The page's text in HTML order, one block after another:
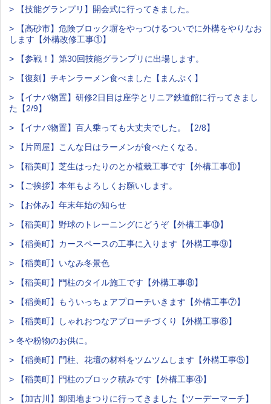
> 【技能グランプリ】開会式に行ってきました。
> 【高砂市】危険ブロック塀をやっつけるついでに外構をやりなお
します【外構改修工事①】
> 【参戦！】第30回技能グランプリに出場します。
> 【復刻】チキンラーメン食べました【まんぷく】
> 【イナバ物置】研修2日目は座学とリニア鉄道館に行ってきまし
た【2/9】
> 【イナバ物置】百人乗っても大丈夫でした。【2/8】
> 【片岡屋】こんな日はラーメンが食べたくなる。
> 【稲美町】芝生はったりのとか植栽工事です【外構工事⑪】
> 【ご挨拶】本年もよろしくお願いします。
> 【お休み】年末年始の知らせ
> 【稲美町】野球のトレーニングにどうぞ【外構工事⑩】
> 【稲美町】カースペースの工事に入ります【外構工事⑨】
> 【稲美町】いなみ冬景色
> 【稲美町】門柱のタイル施工です【外構工事⑧】
> 【稲美町】もういっちょアプローチいきます【外構工事⑦】
> 【稲美町】しゃれおつなアプローチづくり【外構工事⑥】
> 冬や粉物のお供に。
> 【稲美町】門柱、花壇の材料をツムツムします【外構工事⑤】
> 【稲美町】門柱のブロック積みです【外構工事④】
> 【加古川】卸団地まつりに行ってきました【ツーデーマーチ】